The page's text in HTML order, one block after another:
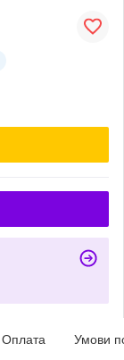
Оплата Умови